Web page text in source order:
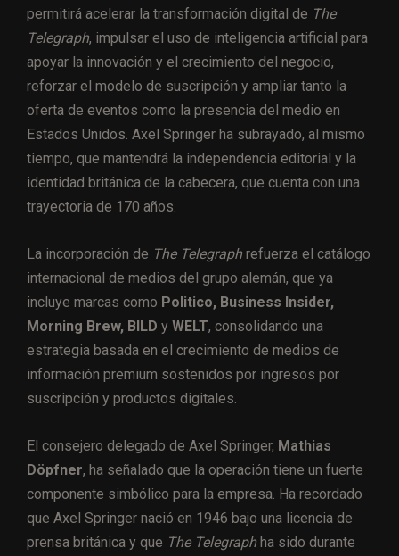
permitirá acelerar la transformación digital de The
Telegraph, impulsar el uso de inteligencia artificial para
apoyar la innovación y el crecimiento del negocio,
reforzar el modelo de suscripción y ampliar tanto la
oferta de eventos como la presencia del medio en
Estados Unidos. Axel Springer ha subrayado, al mismo
tiempo, que mantendrá la independencia editorial y la
identidad británica de la cabecera, que cuenta con una
trayectoria de 170 años.
La incorporación de The Telegraphrefuerza el catálogo
internacional de medios del grupo alemán, que ya
incluye marcas como Politico, Business Insider,
Morning Brew, BILD y WELT, consolidando una
estrategia basada en el crecimiento de medios de
información premium sostenidos por ingresos por
suscripción y productos digitales.
El consejero delegado de Axel Springer, Mathias
Döpfner, ha señalado que la operación tiene un fuerte
componente simbólico para la empresa. Ha recordado
que Axel Springer nació en 1946 bajo una licencia de
prensa británica y que The Telegraphha sido durante